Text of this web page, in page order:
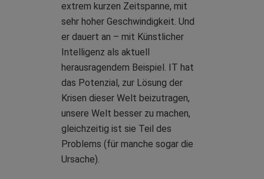
extrem kurzen Zeitspanne, mit
sehr hoher Geschwindigkeit. Und
er dauert an – mit Künstlicher
Intelligenz als aktuell
herausragendem Beispiel. IT hat
das Potenzial, zur Lösung der
Krisen dieser Welt beizutragen,
unsere Welt besser zu machen,
gleichzeitig ist sie Teil des
Problems (für manche sogar die
Ursache).